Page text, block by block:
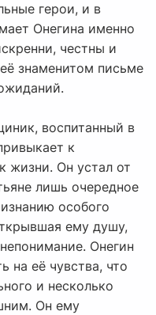
герои, и в
Онегина именно
честны и
знаменитом письме
воспитанный в
к
жизни. Он устал от
лишь очередное
особого
ему душу,
Онегин
на её чувства, что
и несколько
Он ему